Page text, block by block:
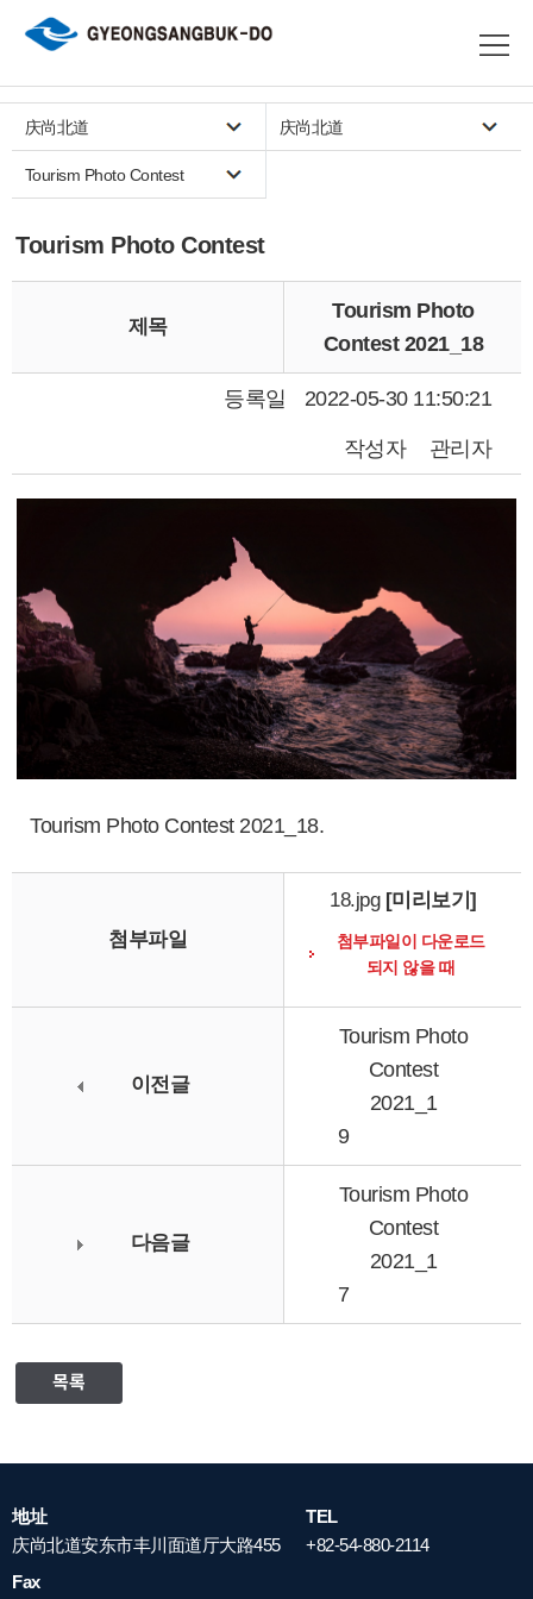
庆尚北道 庆尚北道
Tourism Photo Contest
Tourism Photo Contest
제목
Tourism Photo
Contest 2021_18
등록일 2022-05-30 11:50:21
작성자 관리자
Tourism Photo Contest 2021_18.
첨부파일
18.jpg [미리보기]
첨부파일이 다운로드
되지 않을 때
이전글
Tourism Photo
Contest
2021_1
9
다음글
Tourism Photo
Contest
2021_1
7
목록
地址
庆尚北道安东市丰川面道厅大路455
TEL
+82-54-880-2114
Fax